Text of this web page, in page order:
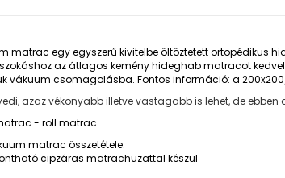
egy egyszerű kivitelbe öltöztetett ortopédikus
az átlagos kemény hideghab matracot
vákuum csomagolásba. Fontos információ: a
azaz vékonyabb illetve vastagabb is lehet, de ebben
- roll matrac
matrac összetétele:
cipzáras matrachuzattal készül